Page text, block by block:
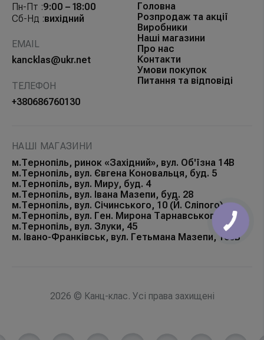
Пн-Пт :9:00 – 18:00
Сб-Нд :вихідний
EMAIL
kancklas@ukr.net
ТЕЛЕФОН
+380686760130
Головна
Розпродаж та акції
Виробники
Наші магазини
Про нас
Контакти
Умови покупок
Питання та відповіді
НАШІ МАГАЗИНИ
м.Тернопіль, ринок «Західний», вул. Об'їзна 14В
м.Тернопіль, вул. Євгена Коновальця, буд. 5
м.Тернопіль, вул. Миру, буд. 4
м.Тернопіль, вул. Івана Мазепи, буд. 28
м.Тернопіль, вул. Січинського, 10 (Й. Сліпого)
м.Тернопіль, вул. Ген. Мирона Тарнавського, 32
м.Тернопіль, вул. Злуки, 45
м. Івано-Франківськ, вул. Гетьмана Мазепи, 168Б
2026 © Канц-клас. Усі права захищені